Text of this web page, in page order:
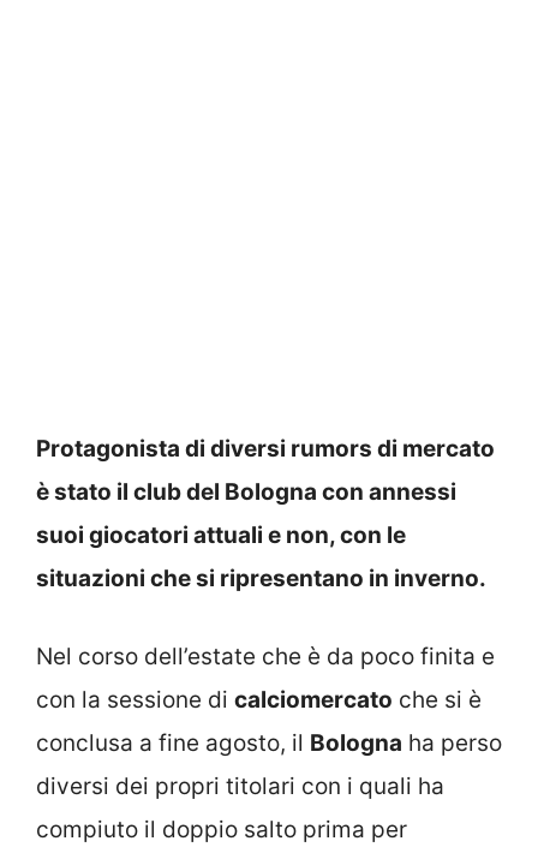
Protagonista di diversi rumors di mercato
è stato il club del Bologna con annessi
suoi giocatori attuali e non, con le
situazioni che si ripresentano in inverno.
Nel corso dell’estate che è da poco finita e
con la sessione di calciomercato che si è
conclusa a fine agosto, il Bologna ha perso
diversi dei propri titolari con i quali ha
compiuto il doppio salto prima per